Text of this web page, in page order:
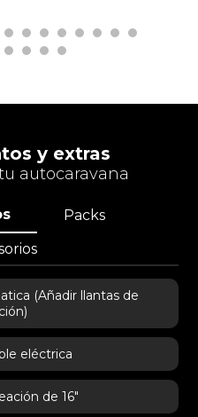
y extras
autocaravana
Packs
(Añadir llantas de
eléctrica
de 16"